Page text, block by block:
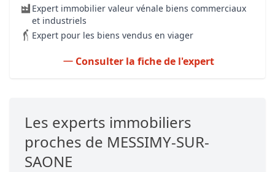
Expert immobilier valeur vénale biens commerciaux
et industriels
Expert pour les biens vendus en viager
Consulter la fiche de l'expert
Les experts immobiliers
proches de MESSIMY-SUR-
SAONE